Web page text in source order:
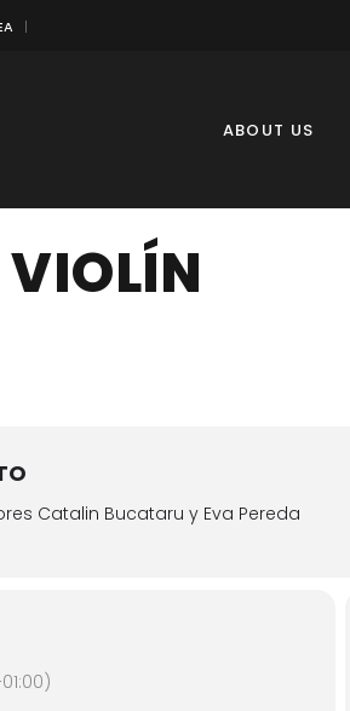
ABOUT US
Catalin Bucataru y Eva Pereda